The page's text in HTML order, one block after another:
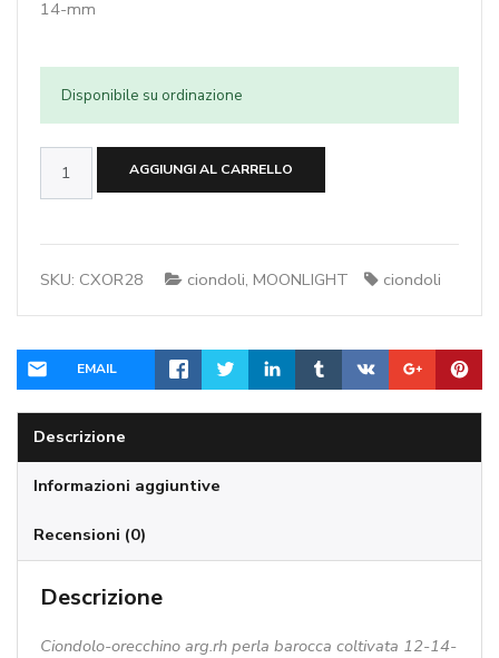
14-mm
Disponibile su ordinazione
orecchino
12-
14-
quantità
AGGIUNGI AL CARRELLO
SKU: CXOR28 ciondoli, MOONLIGHT ciondoli
EMAIL
Descrizione
Informazioni aggiuntive
Recensioni (0)
Descrizione
Ciondolo-orecchino arg.rh perla barocca coltivata 12-14-